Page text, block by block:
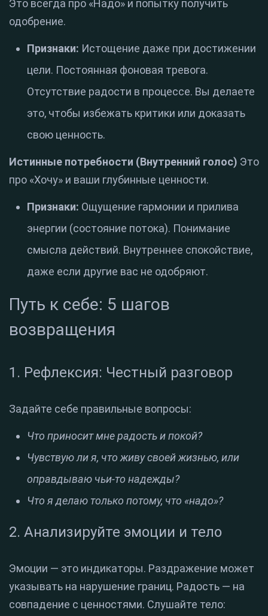
Это всегда про «Надо» и попытку получить
одобрение.
Признаки: Истощение даже при достижении
цели. Постоянная фоновая тревога.
Отсутствие радости в процессе. Вы делаете
это, чтобы избежать критики или доказать
свою ценность.
Истинные потребности (Внутренний голос) Это
про «Хочу» и ваши глубинные ценности.
Признаки: Ощущение гармонии и прилива
энергии (состояние потока). Понимание
смысла действий. Внутреннее спокойствие,
даже если другие вас не одобряют.
Путь к себе: 5 шагов
возвращения
1. Рефлексия: Честный разговор
Задайте себе правильные вопросы:
Что приносит мне радость и покой?
Чувствую ли я, что живу своей жизнью, или
оправдываю чьи-то надежды?
Что я делаю только потому, что «надо»?
2. Анализируйте эмоции и тело
Эмоции — это индикаторы. Раздражение может
указывать на нарушение границ. Радость — на
совпадение с ценностями. Слушайте тело: